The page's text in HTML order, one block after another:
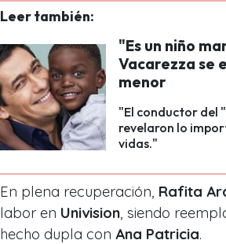
Leer también:
"Es un niño
Vacarezza se
menor
"El conductor del
revelaron lo
vidas."
En plena recuperación, Rafita
labor en Univision , siendo
hecho dupla con Ana Patricia.